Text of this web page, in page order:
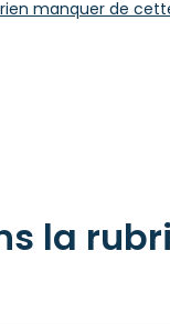
manquer de
la